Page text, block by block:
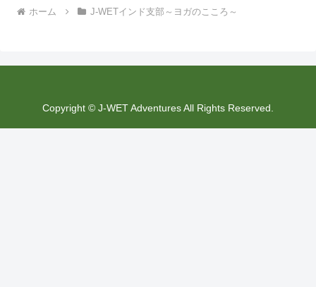
ホーム J-WETインド支部～ヨガのこころ～
Copyright © J-WET Adventures All Rights Reserved.